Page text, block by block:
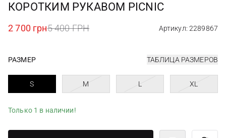
КОРОТКИМ РУКАВОМ PICNIC
2 700 грн5 400 ГРН Артикул: 2289867
РАЗМЕР ТАБЛИЦА РАЗМЕРОВ
S M L XL
Только 1 в наличии!